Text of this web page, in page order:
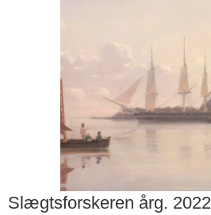
Slægtsforskeren årg. 2022